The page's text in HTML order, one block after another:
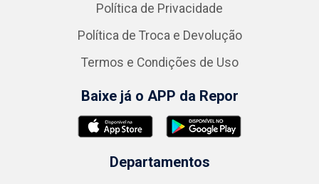
Política de Privacidade
Política de Troca e Devolução
Termos e Condições de Uso
Baixe já o APP da Repor
Departamentos